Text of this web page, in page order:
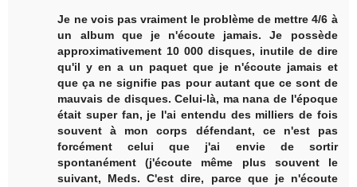
Je ne vois pas vraiment le problème de mettre 4/6 à
un album que je n'écoute jamais. Je possède
approximativement 10 000 disques, inutile de dire
qu'il y en a un paquet que je n'écoute jamais et
que ça ne signifie pas pour autant que ce sont de
mauvais de disques. Celui-là, ma nana de l'époque
était super fan, je l'ai entendu des milliers de fois
souvent à mon corps défendant, ce n'est pas
forcément celui que j'ai envie de sortir
spontanément (j'écoute même plus souvent le
suivant, Meds. C'est dire, parce que je n'écoute